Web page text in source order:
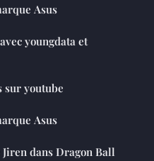
Asus
youngdata et
sur youtube
Asus
dans Dragon Ball